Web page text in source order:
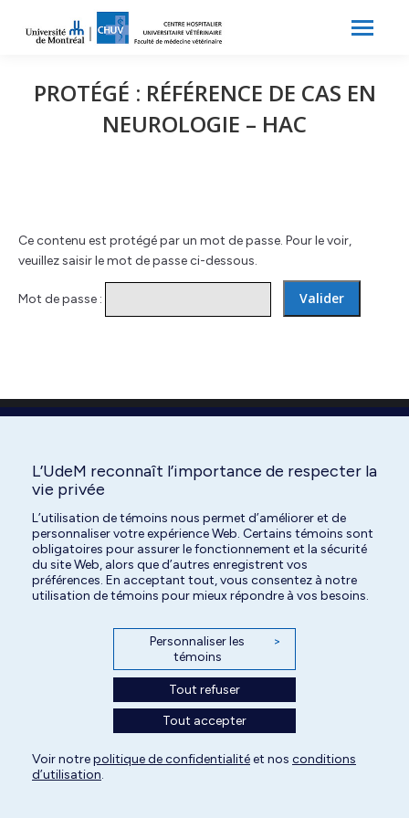
PROTÉGÉ : RÉFÉRENCE DE CAS EN
NEUROLOGIE – HAC
Ce contenu est protégé par un mot de passe. Pour le voir,
veuillez saisir le mot de passe ci-dessous.
Mot de passe :
Tous droits réservés | Centre hospitalier universitaire vétérinaire de l'Université
de Montréal | 2026
L’UdeM reconnaît l’importance de respecter la
vie privée
L’utilisation de témoins nous permet d’améliorer et de
personnaliser votre expérience Web. Certains témoins sont
obligatoires pour assurer le fonctionnement et la sécurité
du site Web, alors que d’autres enregistrent vos
préférences. En acceptant tout, vous consentez à notre
utilisation de témoins pour mieux répondre à vos besoins.
Personnaliser les
témoins
>
Tout refuser
Tout accepter
Voir notrepolitique de confidentialitéet nos conditions
d’utilisation.